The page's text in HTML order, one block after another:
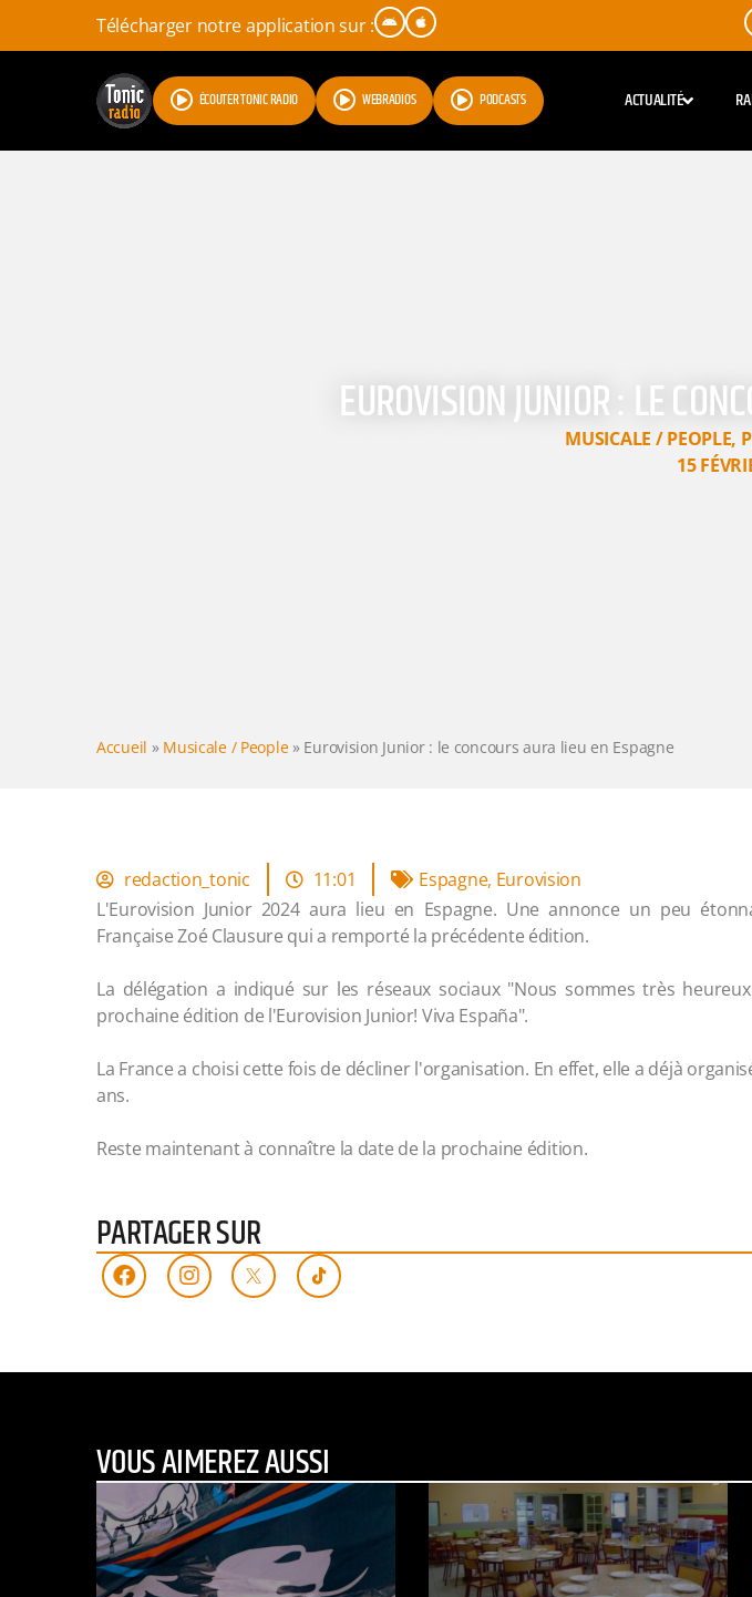
Télécharger notre application sur :
ÉCOUTER TONIC RADIO WEBRADIOS PODCASTS ACTUALITÉ
EUROVISION JUNIOR : LE
MUSICALE / PEOPLE,
15
Accueil » Musicale / People» Eurovision Junior : le concours aura lieu en Espagne
redaction_tonic 11:01 Espagne, Eurovision
L'Eurovision Junior 2024 aura lieu en Espagne. Une annonce un peu
Française Zoé Clausure qui a remporté la précédente édition.
La délégation a indiqué sur les réseaux sociaux "Nous sommes très
prochaine édition de l'Eurovision Junior! Viva España".
La France a choisi cette fois de décliner l'organisation. En effet, elle a déjà
ans.
Reste maintenant à connaître la date de la prochaine édition.
PARTAGER SUR
VOUS AIMEREZ AUSSI